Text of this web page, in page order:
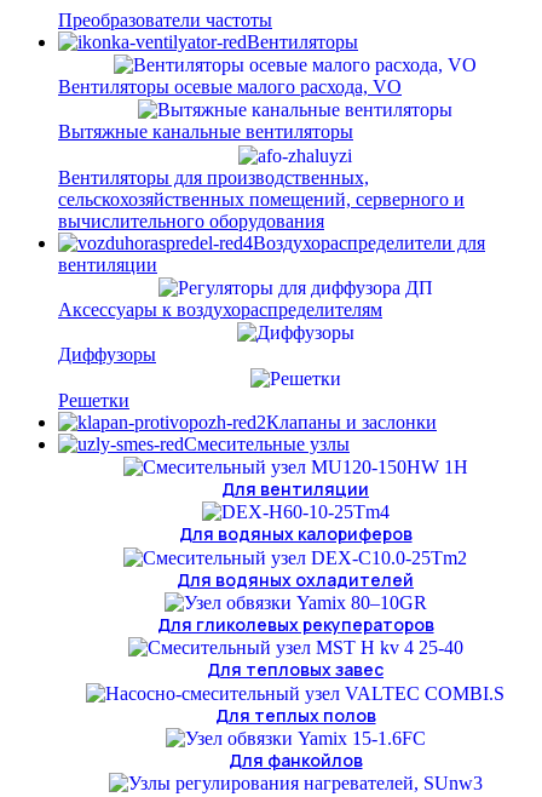
Преобразователи частоты
Вентиляторы
Вентиляторы осевые малого расхода, VO
Вытяжные канальные вентиляторы
Вентиляторы для производственных,
сельскохозяйственных помещений, серверного и
вычислительного оборудования
Воздухораспределители для
вентиляции
Аксессуары к воздухораспределителям
Диффузоры
Решетки
Клапаны и заслонки
Смесительные узлы
Для вентиляции
Для водяных калориферов
Для водяных охладителей
Для гликолевых рекуператоров
Для тепловых завес
Для теплых полов
Для фанкойлов